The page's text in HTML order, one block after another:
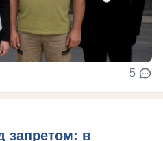
5
запретом: в